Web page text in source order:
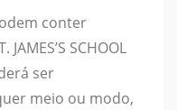
conter
SCHOOL
ser
meio ou modo,